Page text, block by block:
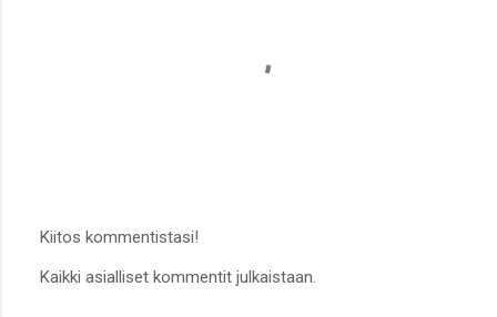
ä
Kiitos kommentistasi!
Kaikki asialliset kommentit julkaistaan.